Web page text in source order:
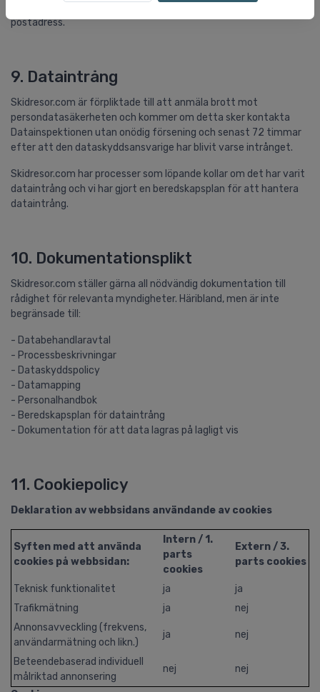
postadress.
9. Dataintrång
Skidresor.com är förpliktade till att anmäla brott mot
persondatasäkerheten och kommer om detta sker kontakta
Datainspektionen utan onödig försening och senast 72 timmar
efter att den dataskyddsansvarige har blivit varse intrånget.
Skidresor.com har processer som löpande kollar om det har varit
dataintrång och vi har gjort en beredskapsplan för att hantera
dataintrång.
10. Dokumentationsplikt
Skidresor.com ställer gärna all nödvändig dokumentation till
rådighet för relevanta myndigheter. Häribland, men är inte
begränsade till:
- Databehandlaravtal
- Processbeskrivningar
- Dataskyddspolicy
- Datamapping
- Personalhandbok
- Beredskapsplan för dataintrång
- Dokumentation för att data lagras på lagligt vis
11. Cookiepolicy
Deklaration av webbsidans användande av cookies
Syften med att använda
cookies på webbsidan:
Intern / 1.
parts
cookies
Extern / 3.
parts cookies
Teknisk funktionalitet ja
ja
Trafikmätning
ja
nej
Annonsavveckling (frekvens,
användarmätning och likn.)
ja nej
Beteendebaserad individuell
målriktad annonsering
nej nej